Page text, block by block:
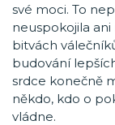
své moci. To
neuspokojila
bitvách
budování
srdce konečně
někdo, kdo o
vládne.